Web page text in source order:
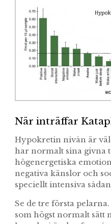
När inträffar
Hypokretin nivån är
har normalt sina givna
högenergetiska
negativa känslor och
speciellt intensiva
Se de tre första
som högst normalt sätt